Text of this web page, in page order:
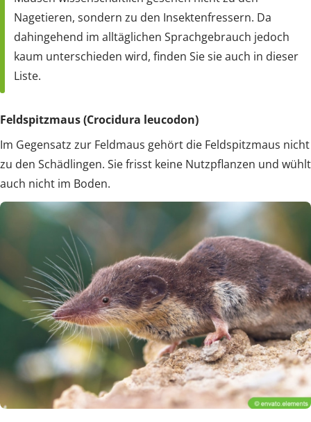
Nagetieren, sondern zu den Insektenfressern. Da
dahingehend im alltäglichen Sprachgebrauch jedoch
kaum unterschieden wird, finden Sie sie auch in dieser
Liste.
Feldspitzmaus (Crocidura leucodon)
Im Gegensatz zur Feldmaus gehört die Feldspitzmaus nicht
zu den Schädlingen. Sie frisst keine Nutzpflanzen und wühlt
auch nicht im Boden.